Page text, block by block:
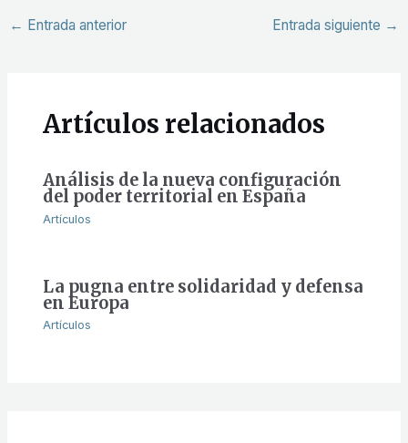
← Entrada anterior Entrada siguiente →
Artículos relacionados
Análisis de la nueva configuración
del poder territorial en España
Artículos
La pugna entre solidaridad y defensa
en Europa
Artículos